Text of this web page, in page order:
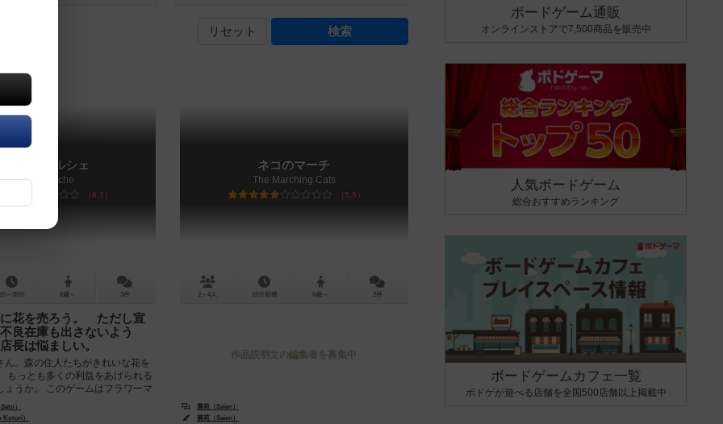
リセット
ラワーマルシェ
Flower Marche
6.1
～30分 8歳～ 3件
花を売ろう。 ただし宣
良在庫も出さないよう
長は悩ましい。
ん。森の住人たちがきれいな花を
もっとも多くの利益をあげられる
ょうか。 このゲームはフラワーマ
ーム版...
）
Kotori）
ネコのマーチ
The Marching Cats
5.9
2～4人 10分前後 6歳～ 2件
作品説明文の編集者を募集中
賽苑（Saien）
賽苑（Saien）
ボードゲーム通販
オンラインストアで7,500商品を販売中
人気ボードゲーム
総合おすすめランキング
ボードゲームカフェ一覧
ボドゲが遊べる店舗を全国500店舗以上掲載中